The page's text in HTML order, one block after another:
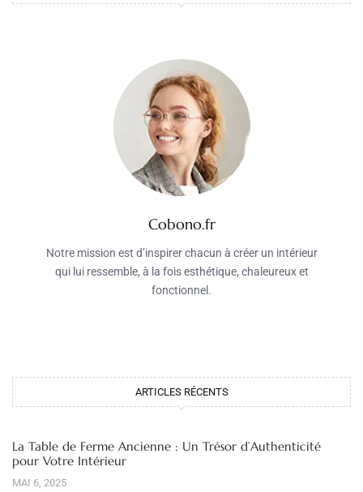
Cobono.fr
Notre mission est d’inspirer chacun à créer un intérieur
qui lui ressemble, à la fois esthétique, chaleureux et
fonctionnel.
ARTICLES RÉCENTS
La Table de Ferme Ancienne : Un Trésor d’Authenticité
pour Votre Intérieur
MAI 6, 2025